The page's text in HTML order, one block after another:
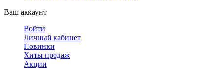
Ваш аккаунт
Войти
Личный кабинет
Новинки
Хиты продаж
Акции